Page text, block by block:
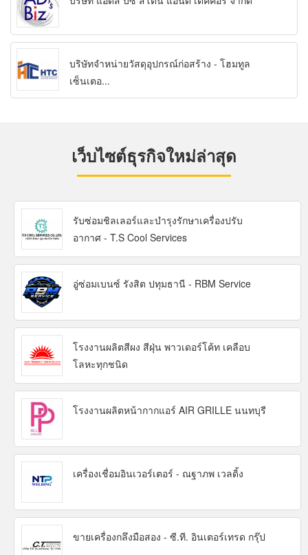
บริษัทจำหน่ายวัสดุอุปกรณ์ก่อสร้าง - โฮมทูล
เซ็นเตอ...
เว็บไซต์ธุรกิจใหม่ล่าสุด
รับซ่อมชิลเลอร์และบำรุงรักษาเครื่องปรับ
อากาศ - T.S Cool Services
อู่ซ่อมเบนซ์ รังสิต ปทุมธานี - RBM Service
โรงงานผลิตสีผง สีฝุ่น พาวเดอร์โค้ท เคลือบ
โลหะทุกชนิด
โรงงานผลิตหน้ากากแอร์ AIR GRILLE นนทบุรี
เครื่องเชื่อมอินเวอร์เตอร์ - ณฐาภพ เวลดิ้ง
ขายเครื่องกลึงมือสอง - ซี.ที. อินเตอร์เทรด กรุ๊ป